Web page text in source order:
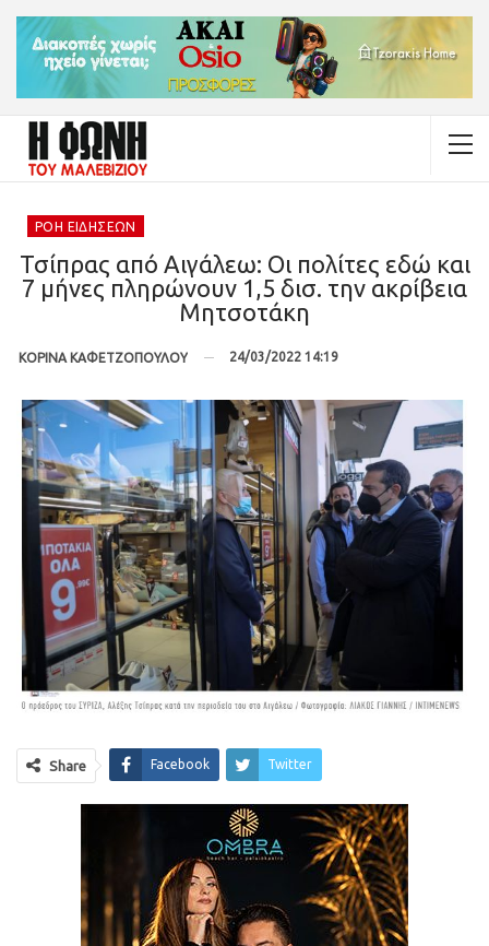
ΡΟΉ ΕΙΔΉΣΕΩΝ
Τσίπρας από Αιγάλεω: Οι πολίτες εδώ και
7 μήνες πληρώνουν 1,5 δισ. την ακρίβεια
Μητσοτάκη
ΚΟΡΙΝΑ ΚΑΦΕΤΖΟΠΟΥΛΟΥ 24/03/2022 14:19
Share Facebook Twitter